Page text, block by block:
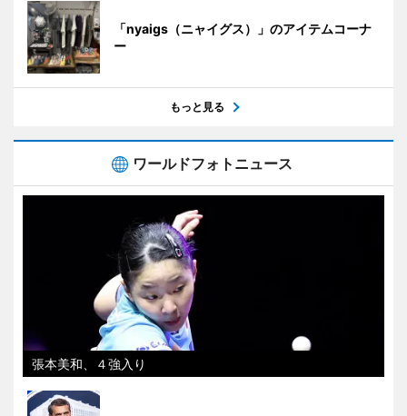
「nyaigs（ニャイグス）」のアイテムコーナ
ー
もっと見る
ワールドフォトニュース
張本美和、４強入り